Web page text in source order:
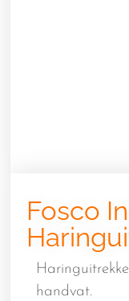
Fosco
handvat.